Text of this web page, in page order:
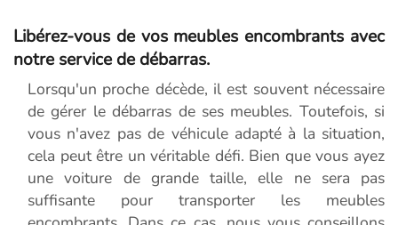
Libérez-vous de vos meubles encombrants avec
notre service de débarras.
Lorsqu'un proche décède, il est souvent nécessaire
de gérer le débarras de ses meubles. Toutefois, si
vous n'avez pas de véhicule adapté à la situation,
cela peut être un véritable défi. Bien que vous ayez
une voiture de grande taille, elle ne sera pas
suffisante pour transporter les meubles